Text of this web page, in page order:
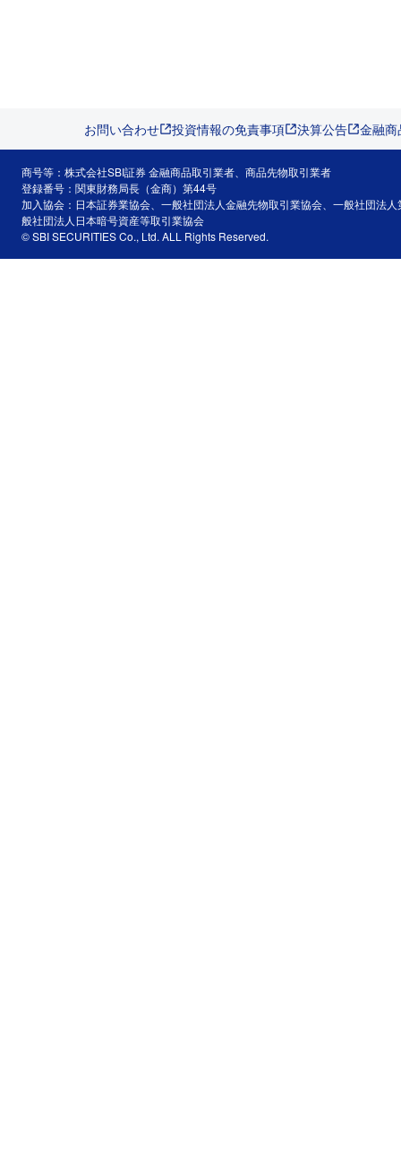
お問い合わせ 投資情報の免責事項 決算公告 金融
商号等：株式会社SBI証券 金融商品取引業者、商品先物取引業者
登録番号：関東財務局長（金商）第44号
加入協会：日本証券業協会、一般社団法人金融先物取引業協会、一般社団法
般社団法人日本暗号資産等取引業協会
© SBI SECURITIES Co., Ltd. ALL Rights Reserved.